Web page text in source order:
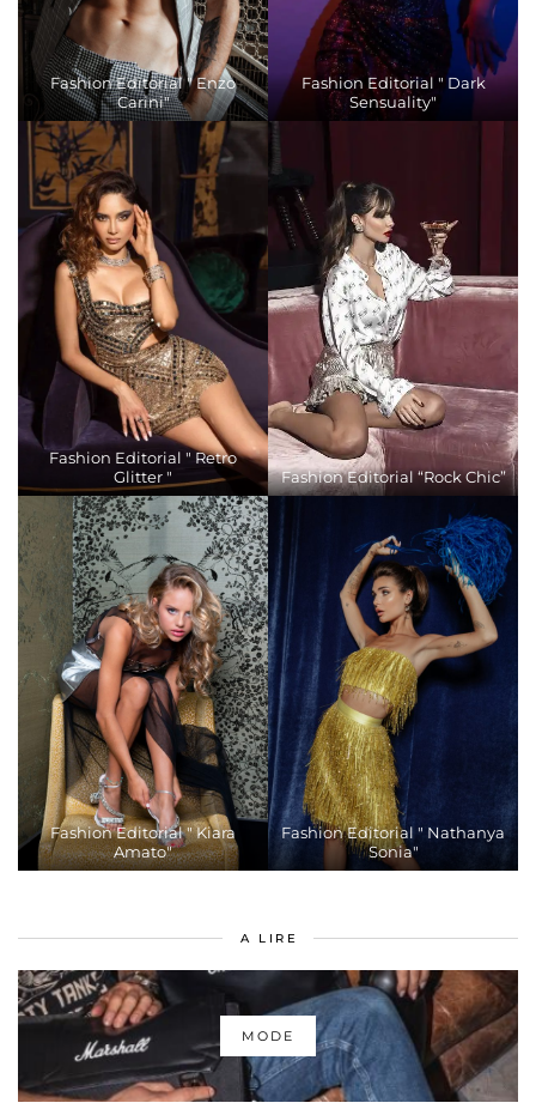
Fashion Editorial " Enzo
Carini"
Fashion Editorial " Dark
Sensuality"
Fashion Editorial " Retro
Glitter "
Fashion Editorial “Rock Chic”
Fashion Editorial " Kiara
Amato"
Fashion Editorial " Nathanya
Sonia"
A LIRE
MODE